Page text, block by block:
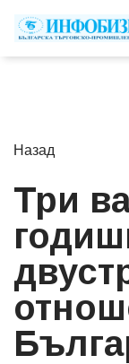
Назад
Три